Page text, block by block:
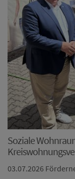
Soziale
03.07.2026